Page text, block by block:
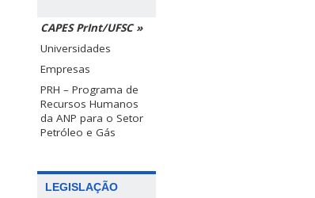
CAPES PrInt/UFSC »
Universidades
Empresas
PRH – Programa de
Recursos Humanos
da ANP para o Setor
Petróleo e Gás
LEGISLAÇÃO